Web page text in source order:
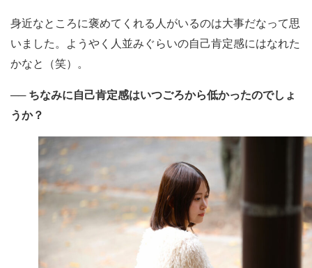
身近なところに褒めてくれる人がいるのは大事だなって思
いました。ようやく人並みぐらいの自己肯定感にはなれた
かなと（笑）。
── ちなみに自己肯定感はいつごろから低かったのでしょ
うか？